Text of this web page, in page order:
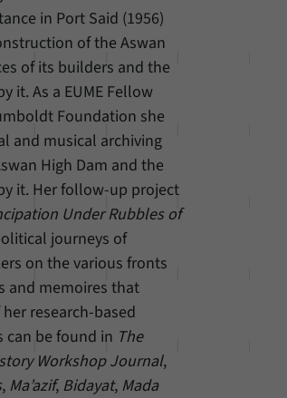
in Port Said (1956)
of the Aswan
of its builders and the
it. As a EUME Fellow
Foundation she
and musical archiving
High Dam and the
it. Her follow-up project
Under Rubbles of
journeys of
on the various fronts
and memoires that
research-based
can be found in The
Workshop Journal,
, Ma’azif, Bidayat, Mada
auf